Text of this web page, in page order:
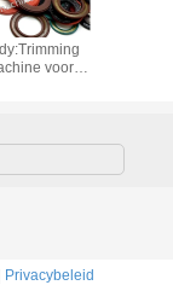
Trimmer.
Deflasher,
200B.
Privacybeleid